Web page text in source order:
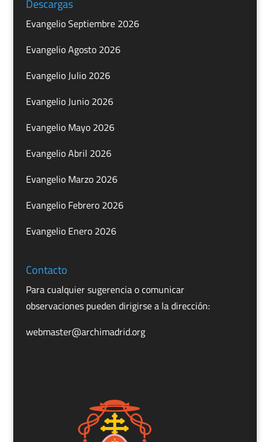
Descargas
Evangelio Septiembre 2026
Evangelio Agosto 2026
Evangelio Julio 2026
Evangelio Junio 2026
Evangelio Mayo 2026
Evangelio Abril 2026
Evangelio Marzo 2026
Evangelio Febrero 2026
Evangelio Enero 2026
Contacto
Para cualquier sugerencia o comunicar
observaciones pueden dirigirse a la dirección:
webmaster@archimadrid.org